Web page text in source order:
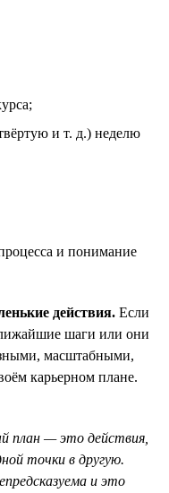
и т. д.) неделю
и понимание
действия. Если
шаги или они
масштабными,
карьерном плане.
план — это действия,
точки в другую.
и это